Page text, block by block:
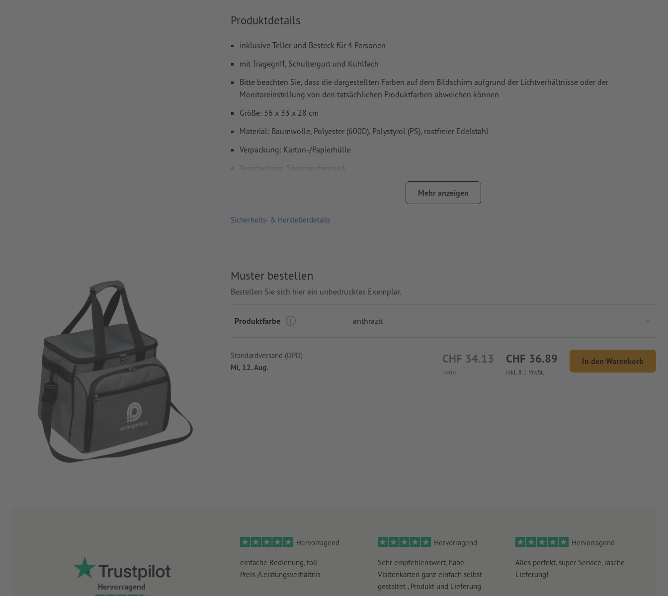
Produktdetails
inklusive Teller und Besteck für 4 Personen
mit Tragegriff, Schultergurt und Kühlfach
Bitte beachten Sie, dass die dargestellten Farben auf dem Bildschirm aufgrund der Lichtverhältnisse oder der
Monitoreinstellung von den tatsächlichen Produktfarben abweichen können
Größe: 36 x 33 x 28 cm
Material: Baumwolle, Polyester (600D), Polystyrol (PS), rostfreier Edelstahl
Verpackung: Karton-/Papierhülle
Verarbeitung: Siebtransferdruck
Mehr anzeigen
Sicherheits- & Herstellerdetails
Muster bestellen
Bestellen Sie sich hier ein unbedrucktes Exemplar.
Produktfarbe anthrazit
netto
CHF 34.13
inkl. 8.1 MwSt.
CHF 36.89 In den Warenkorb
Standardversand (DPD)
Mi, 12. Aug.
Hervorragend
Hervorragend
einfache Bedienung, toll
Preis-/Leistungsverhältnis
Hervorragend
Sehr empfehlenswert, habe
Visitenkarten ganz einfach selbst
gestaltet , Produkt und Lieferung
Hervorragend
Alles perfekt, super Service, rasche
Lieferung!